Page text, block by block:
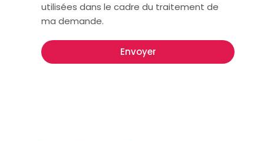
utilisées dans le cadre du traitement de
ma demande.
Envoyer